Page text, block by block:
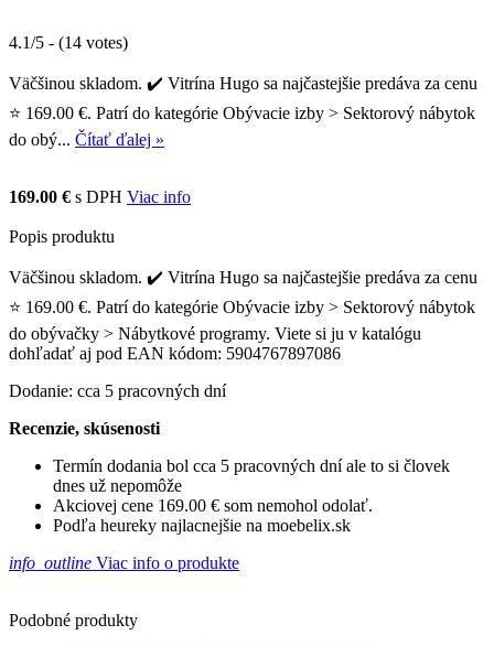
4.1/5 - (14 votes)
Väčšinou skladom. ✔️ Vitrína Hugo sa najčastejšie predáva za cenu
⭐ 169.00 €. Patrí do kategórie Obývacie izby > Sektorový nábytok
do obý... Čítať ďalej »
169.00 € s DPH Viac info
Popis produktu
Väčšinou skladom. ✔️ Vitrína Hugo sa najčastejšie predáva za cenu
⭐ 169.00 €. Patrí do kategórie Obývacie izby > Sektorový nábytok
do obývačky > Nábytkové programy. Viete si ju v katalógu
dohľadať aj pod EAN kódom: 5904767897086
Dodanie: cca 5 pracovných dní
Recenzie, skúsenosti
Termín dodania bol cca 5 pracovných dní ale to si človek
dnes už nepomôže
Akciovej cene 169.00 € som nemohol odolať.
Podľa heureky najlacnejšie na moebelix.sk
info_outline Viac info o produkte
Podobné produkty